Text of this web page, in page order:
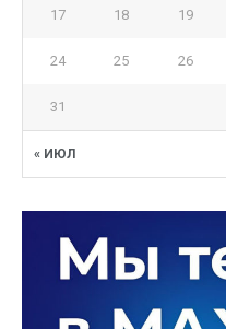
« ИЮЛ
17 18 19
24 25 26
31